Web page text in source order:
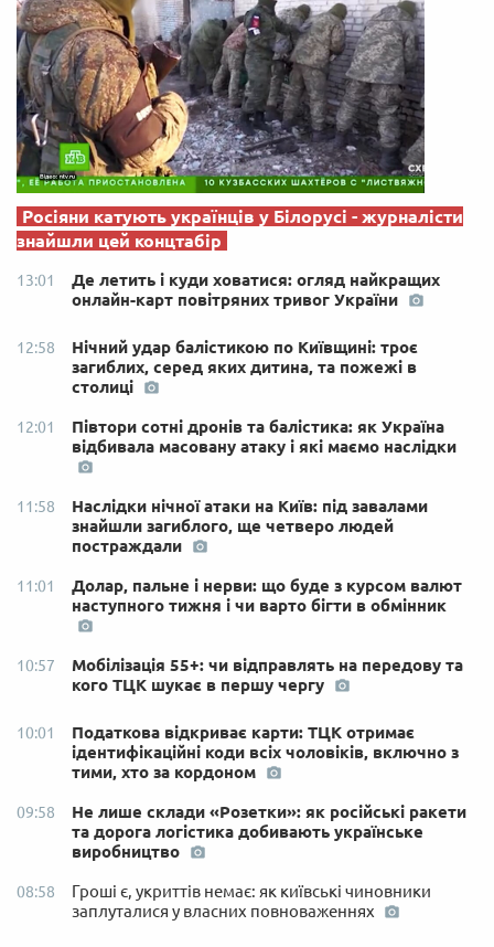
Росіяни катують українців у Білорусі - журналісти
знайшли цей концтабір
13:01
Де летить і куди ховатися: огляд найкращих
онлайн-карт повітряних тривог України
12:58
Нічний удар балістикою по Київщині: троє
загиблих, серед яких дитина, та пожежі в
столиці
12:01
Півтори сотні дронів та балістика: як Україна
відбивала масовану атаку і які маємо наслідки
11:58
Наслідки нічної атаки на Київ: під завалами
знайшли загиблого, ще четверо людей
постраждали
11:01
Долар, пальне і нерви: що буде з курсом валют
наступного тижня і чи варто бігти в обмінник
10:57
Мобілізація 55+: чи відправлять на передову та
кого ТЦК шукає в першу чергу
10:01
Податкова відкриває карти: ТЦК отримає
ідентифікаційні коди всіх чоловіків, включно з
тими, хто за кордоном
09:58
Не лише склади «Розетки»: як російські ракети
та дорога логістика добивають українське
виробництво
08:58
Гроші є, укриттів немає: як київські чиновники
заплуталися у власних повноваженнях